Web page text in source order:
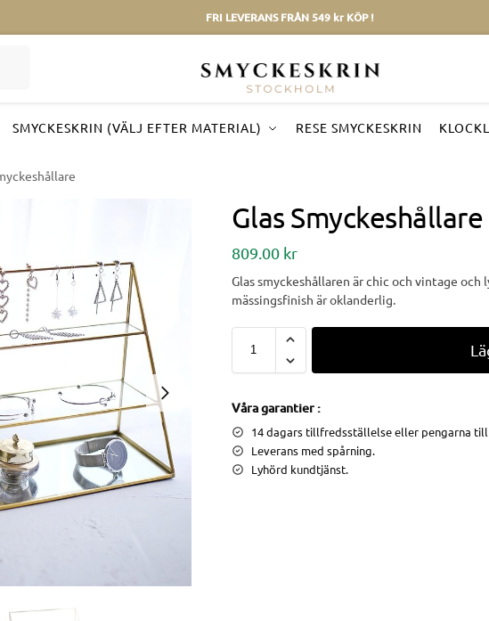
FRI LEVERANS FRÅN 549 kr KÖP !
SMYCKESKRIN (VÄLJ EFTER MATERIAL) RESE SMYCKESKRIN
Glas Smyckeshållare
809.00 kr
Glas smyckeshållaren är chic och vintage
mässingsfinish är oklanderlig.
Våra garantier :
14 dagars tillfredsställelse eller pengarna
Leverans med spårning.
Lyhörd kundtjänst.